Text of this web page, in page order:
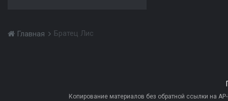
Главная Братец Лис
Копирование материалов без обратной ссылки на